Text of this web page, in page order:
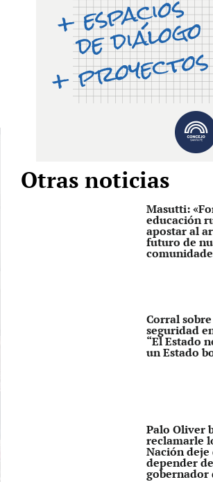
Otras noticias
Masutti:
educación
apostar al
futuro de
Corral
seguridad
“El Estado
un Estado
Palo Oliver
reclamarle
Nación deje
depender
gobernador